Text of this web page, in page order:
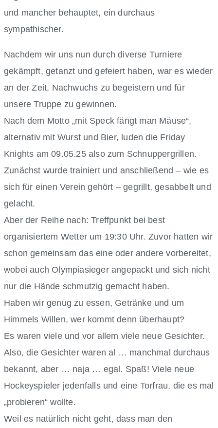
und mancher behauptet, ein durchaus
sympathischer.
Nachdem wir uns nun durch diverse Turniere
gekämpft, getanzt und gefeiert haben, war es wieder
an der Zeit, Nachwuchs zu begeistern und für
unsere Truppe zu gewinnen.
Nach dem Motto „mit Speck fängt man Mäuse“,
alternativ mit Wurst und Bier, luden die Friday
Knights am 09.05.25 also zum Schnuppergrillen.
Zunächst wurde trainiert und anschließend – wie es
sich für einen Verein gehört – gegrillt, gesabbelt und
gelacht.
Aber der Reihe nach: Treffpunkt bei best
organisiertem Wetter um 19:30 Uhr. Zuvor hatten wir
schon gemeinsam das eine oder andere vorbereitet,
wobei auch Olympiasieger angepackt und sich nicht
nur die Hände schmutzig gemacht haben.
Haben wir genug zu essen, Getränke und um
Himmels Willen, wer kommt denn überhaupt?
Es waren viele und vor allem viele neue Gesichter.
Also, die Gesichter waren al … manchmal durchaus
bekannt, aber … naja … egal. Spaß! Viele neue
Hockeyspieler jedenfalls und eine Torfrau, die es mal
„probieren“ wollte.
Weil es natürlich nicht geht, dass man den